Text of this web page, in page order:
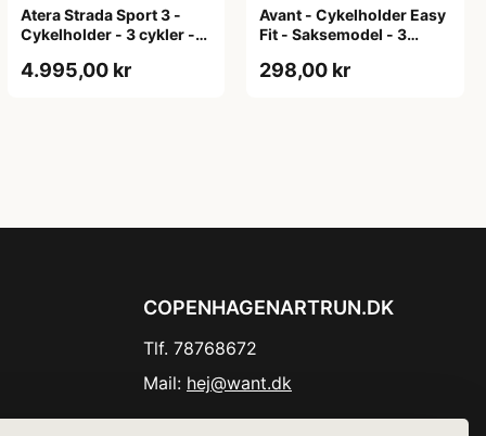
Atera Strada Sport 3 -
Cykelholder - 3 cykler -
4.995,00 kr
Avant - Cykelholder Easy
Fit - Saksemodel - 3
298,00 kr
COPENHAGENARTRUN.DK
Tlf. 78768672
Mail: hej@want.dk